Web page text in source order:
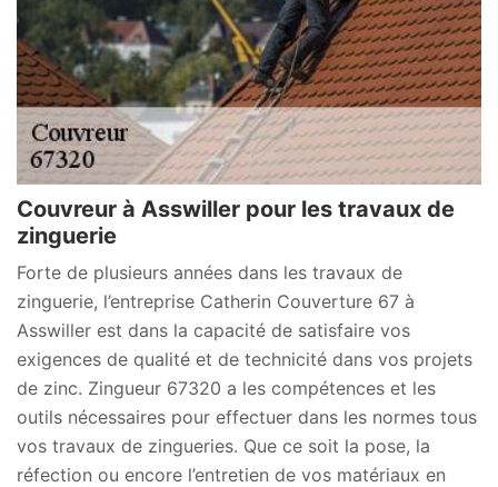
Couvreur à Asswiller pour les travaux de
zinguerie
Forte de plusieurs années dans les travaux de
zinguerie, l’entreprise Catherin Couverture 67 à
Asswiller est dans la capacité de satisfaire vos
exigences de qualité et de technicité dans vos projets
de zinc. Zingueur 67320 a les compétences et les
outils nécessaires pour effectuer dans les normes tous
vos travaux de zingueries. Que ce soit la pose, la
réfection ou encore l’entretien de vos matériaux en